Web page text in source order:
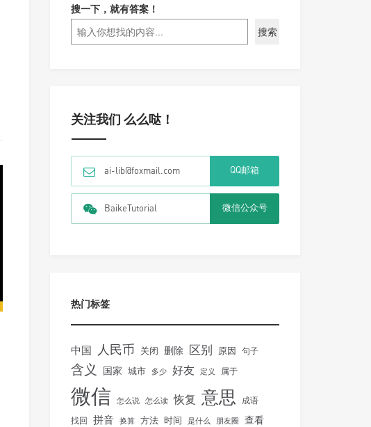
搜一下，就有答案！
搜索
关注我们 么么哒！
ai-lib@foxmail.com QQ邮箱
BaikeTutorial 微信公众号
热门标签
中国 人民币 关闭 删除 区别 原因 句子
含义 国家 城市 多少 好友 定义 属于
微信 怎么说 怎么读 恢复 意思 成语
找回 拼音 换算 方法 时间 是什么 朋友圈 查看